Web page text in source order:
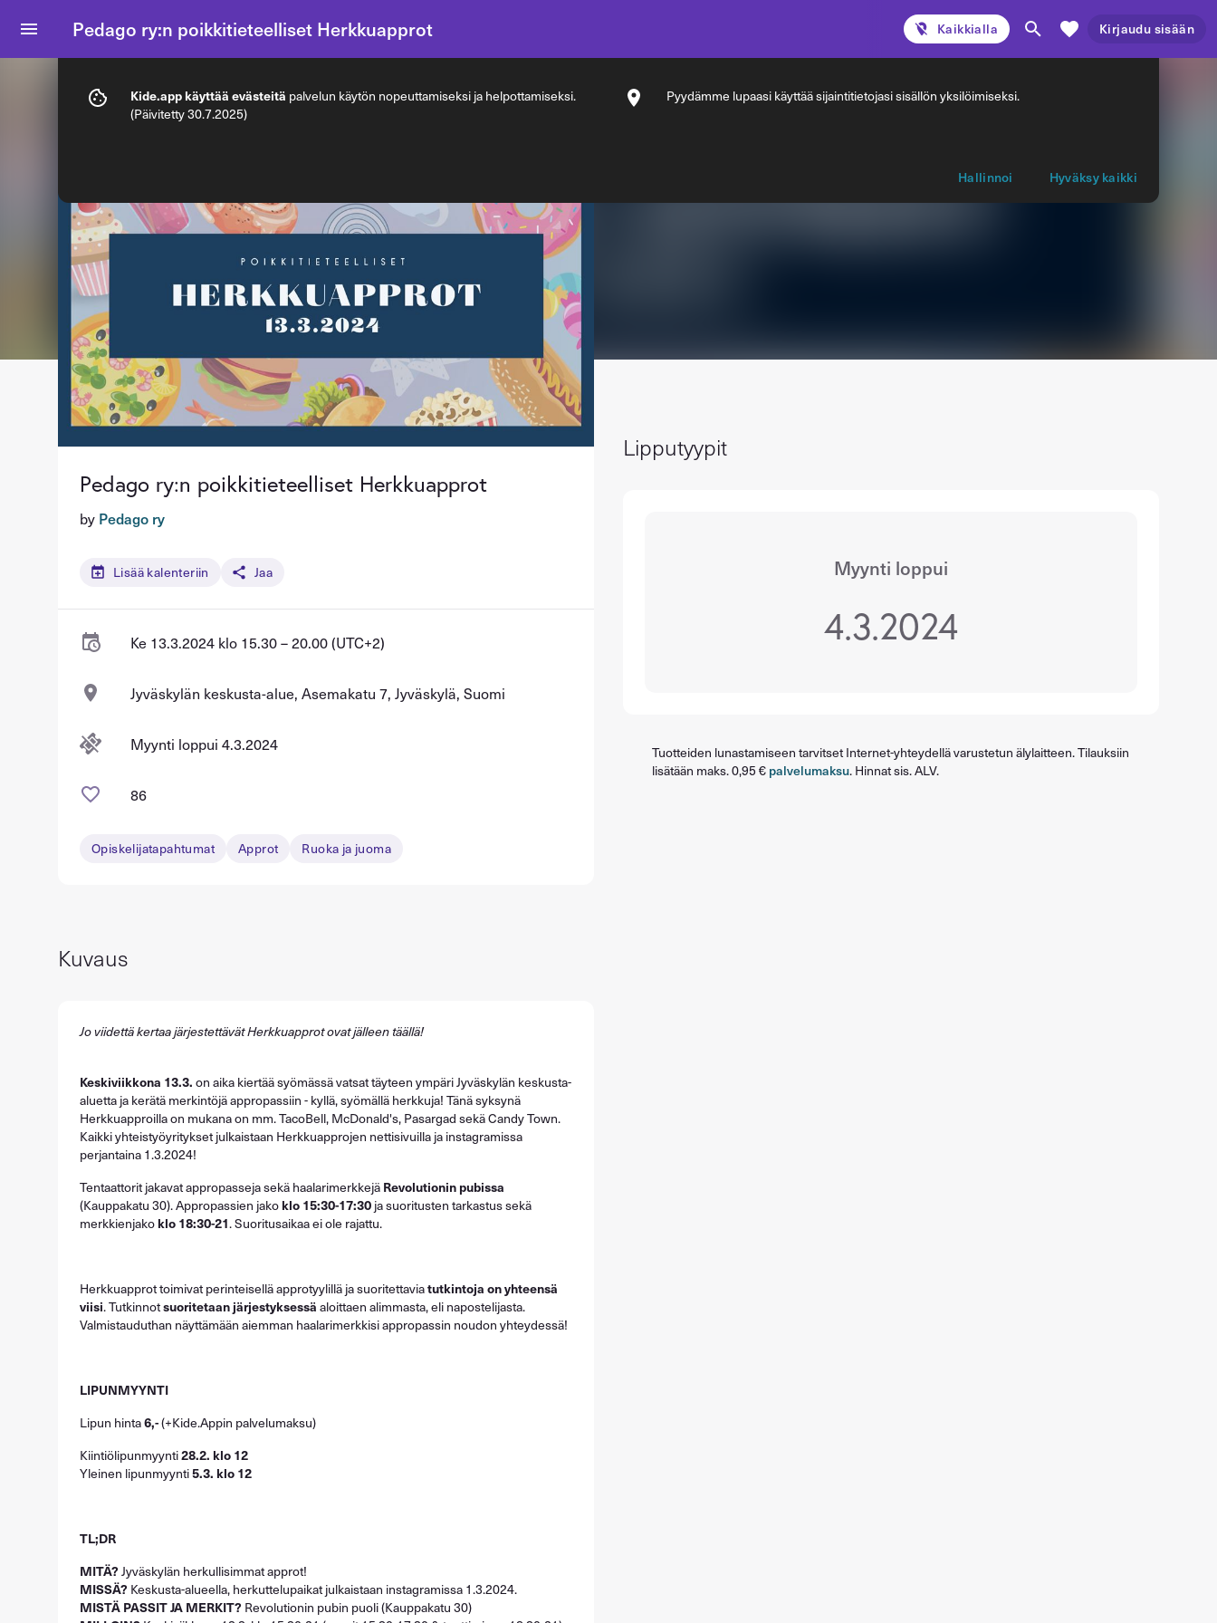
Pedago ry:n poikkitieteelliset Herkkuapprot Kaikkialla Kirjaudu sisään
Pedago ry:n poikkitieteelliset Herkkuapprot
by Pedago ry
Lisää kalenteriin Jaa
Ke 13.3.2024 klo 15.30 – 20.00 (UTC+2)
Jyväskylän keskusta-alue, Asemakatu 7, Jyväskylä, Suomi
Myynti loppui 4.3.2024
86
Opiskelijatapahtumat Approt Ruoka ja juoma
Kuvaus
Jo viidettä kertaa järjestettävät Herkkuapprot ovat jälleen täällä!
Keskiviikkona 13.3.on aika kiertää syömässä vatsat täyteen ympäri Jyväskylän keskusta-
aluetta ja kerätä merkintöjä appropassiin - kyllä, syömällä herkkuja! Tänä syksynä
Herkkuapproilla on mukana on mm. TacoBell, McDonald's, Pasargad sekä Candy Town.
Kaikki yhteistyöyritykset julkaistaan Herkkuapprojen nettisivuilla ja instagramissa
perjantaina 1.3.2024!
Tentaattorit jakavat appropasseja sekä haalarimerkkejäRevolutionin pubissa
(Kauppakatu 30). Appropassien jakoklo 15:30-17:30ja suoritusten tarkastus sekä
merkkienjakoklo 18:30-21. Suoritusaikaa ei ole rajattu.
Herkkuapprot toimivat perinteisellä approtyylillä ja suoritettaviatutkintoja on yhteensä
viisi. Tutkinnotsuoritetaan järjestyksessäaloittaen alimmasta, eli napostelijasta.
Valmistauduthan näyttämään aiemman haalarimerkkisi appropassin noudon yhteydessä!
LIPUNMYYNTI
Lipun hinta6,-(+Kide.Appin palvelumaksu)
Kiintiölipunmyynti28.2. klo 12
Yleinen lipunmyynti5.3. klo 12
TL;DR
MITÄ?Jyväskylän herkullisimmat approt!
MISSÄ? Keskusta-alueella, herkuttelupaikat julkaistaan instagramissa 1.3.2024.
MISTÄ PASSIT JA MERKIT? Revolutionin pubin puoli (Kauppakatu 30)
Lipputyypit
Myynti loppui
4.3.2024
Tuotteiden lunastamiseen tarvitset Internet-yhteydellä varustetun älylaitteen. Tilauksiin
lisätään maks. 0,95 €palvelumaksu. Hinnat sis. ALV.
Kide.app käyttää evästeitä palvelun käytön nopeuttamiseksi ja helpottamiseksi.
(Päivitetty 30.7.2025)
Pyydämme lupaasi käyttää sijaintitietojasi sisällön yksilöimiseksi.
Hallinnoi Hyväksy kaikki